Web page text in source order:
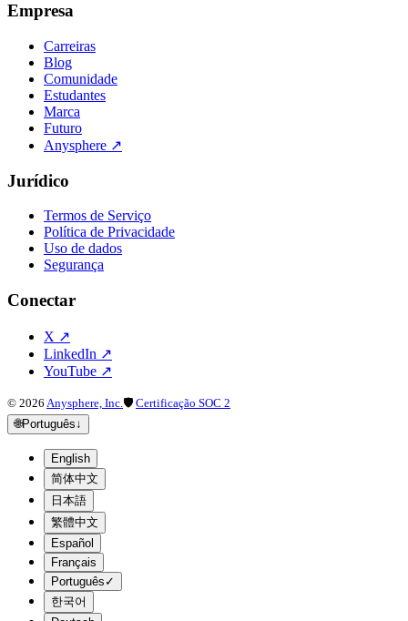
Empresa
Carreiras
Blog
Comunidade
Estudantes
Marca
Futuro
Anysphere ↗
Jurídico
Termos de Serviço
Política de Privacidade
Uso de dados
Segurança
Conectar
X ↗
LinkedIn ↗
YouTube ↗
© 2026 Anysphere, Inc. 🛡 Certificação SOC 2
🌐Português↓
English
简体中文
日本語
繁體中文
Español
Français
Português ✓
한국어